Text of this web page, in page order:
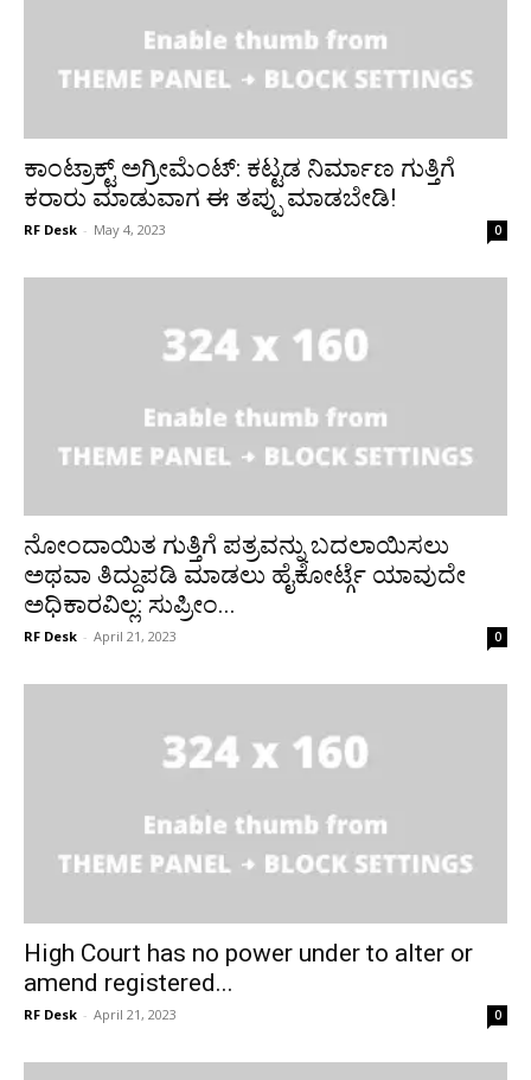
ಕಾಂಟ್ರಾಕ್ಟ್‌ ಅಗ್ರೀಮೆಂಟ್: ಕಟ್ಟಡ ನಿರ್ಮಾಣ ಗುತ್ತಿಗೆ
ಕರಾರು ಮಾಡುವಾಗ ಈ ತಪ್ಪು ಮಾಡಬೇಡಿ!
RF Desk - May 4, 2023 0
ನೋಂದಾಯಿತ ಗುತ್ತಿಗೆ ಪತ್ರವನ್ನು ಬದಲಾಯಿಸಲು
ಅಥವಾ ತಿದ್ದುಪಡಿ ಮಾಡಲು ಹೈಕೋರ್ಟ್ಗೆ ಯಾವುದೇ
ಅಧಿಕಾರವಿಲ್ಲ: ಸುಪ್ರೀಂ...
RF Desk - April 21, 2023 0
High Court has no power under to alter or
amend registered...
RF Desk - April 21, 2023 0